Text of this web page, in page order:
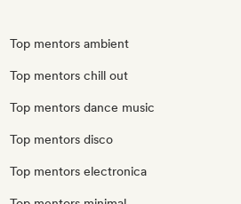
Top mentors ambient
Top mentors chill out
Top mentors dance music
Top mentors disco
Top mentors electronica